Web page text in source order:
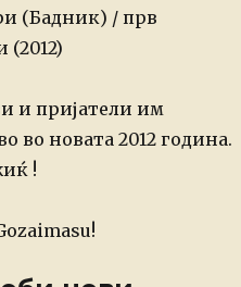
(Бадник) / прв
(2012)
и пријатели им
во новата 2012година.
!